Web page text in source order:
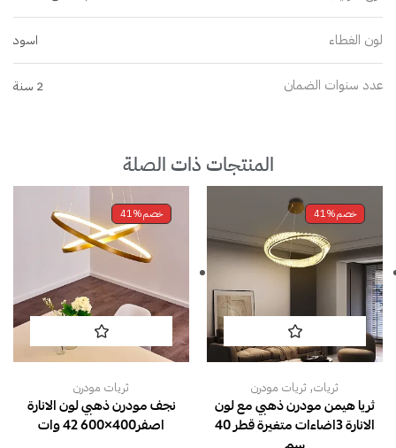
لون الغطاء اسود
عدد سنوات الضمان 2 سنة
المنتجات ذات الصلة
خصم41%
ثريات, ثريات مودرن
ثريا هيمن مودرن ذهبي مع لون
الانارة 3اضاءات متغيرة قطر 40
خصم41%
ثريات مودرن
نجف مودرن ذهبي لون الانارة
اصفر400×600 42 وات